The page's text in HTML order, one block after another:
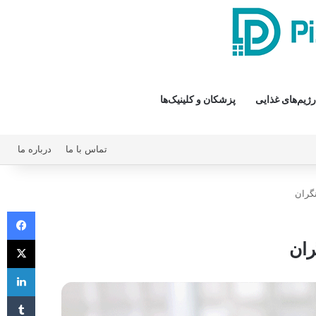
غذایی پزشکان و کلینیک‌ها
تماس با ما درباره ما
X